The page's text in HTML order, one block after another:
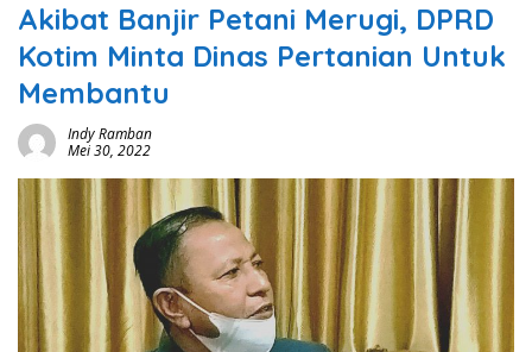
Akibat Banjir Petani Merugi, DPRD
Kotim Minta Dinas Pertanian Untuk
Membantu
Indy Ramban
Mei 30, 2022